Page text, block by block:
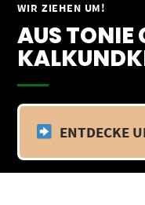
WIR ZIEHEN UM!
AUS TONIE
ENTDECKE
Springe
Inhalt
Vom 09.04.25 - 20.04.25
Zeitraum findet